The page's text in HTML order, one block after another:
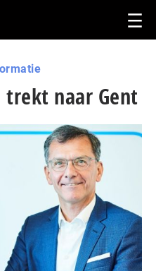
trekt naar Gent